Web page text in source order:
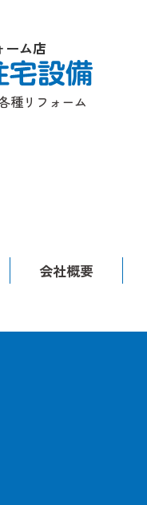
ーム店
種リフォーム
会社概要